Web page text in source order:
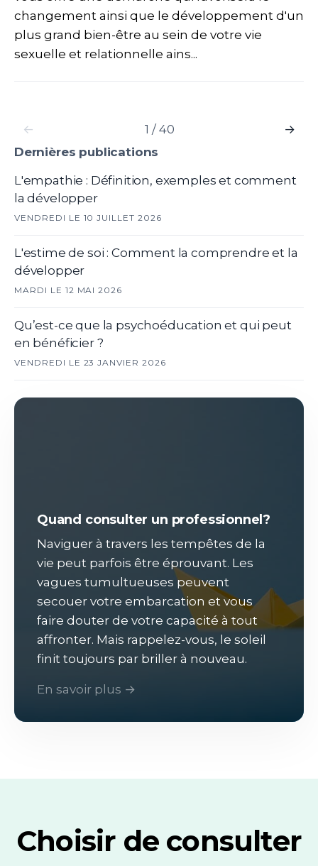
changement ainsi que le développement d'un
plus grand bien-être au sein de votre vie
sexuelle et relationnelle ains...
← 1 / 40
→
Dernières publications
L'empathie : Définition, exemples et comment
la développer
VENDREDI LE 10 JUILLET 2026
L'estime de soi : Comment la comprendre et la
développer
MARDI LE 12 MAI 2026
Qu’est-ce que la psychoéducation et qui peut
en bénéficier ?
VENDREDI LE 23 JANVIER 2026
Quand consulter un professionnel?
Naviguer à travers les tempêtes de la
vie peut parfois être éprouvant. Les
vagues tumultueuses peuvent
secouer votre embarcation et vous
faire douter de votre capacité à tout
affronter. Mais rappelez-vous, le soleil
finit toujours par briller à nouveau.
En savoir plus →
Choisir de consulter